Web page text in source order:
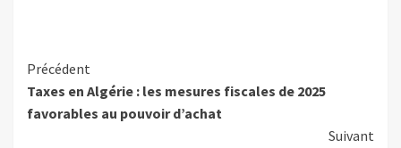
Précédent
Taxes en Algérie : les mesures fiscales de 2025
favorables au pouvoir d’achat
Suivant